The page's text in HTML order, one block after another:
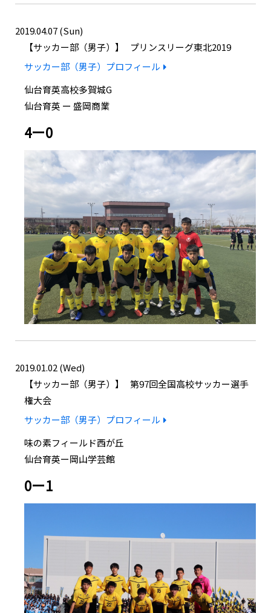
2019.04.07 (Sun)
サッカー部（男子）
プリンスリーグ東北2019
サッカー部（男子）プロフィール
仙台育英高校多賀城G
仙台育英 ー 盛岡商業
4ー0
2019.01.02 (Wed)
サッカー部（男子）
第97回全国高校サッカー選手
権大会
サッカー部（男子）プロフィール
味の素フィールド西が丘
仙台育英ー岡山学芸館
0ー1